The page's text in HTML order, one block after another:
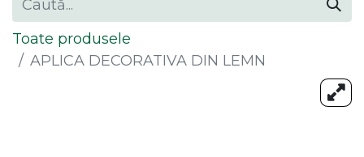
Toate produsele
APLICA DECORATIVA DIN LEMN